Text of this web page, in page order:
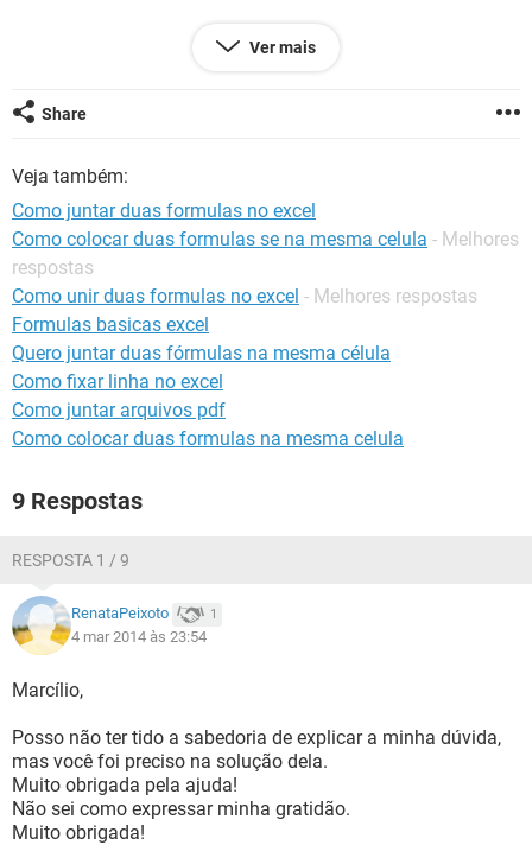
=SE(B12=1; B4>=0,01;B4<=30)*22,86; =SE(B12=2;
Ver mais
Share
Veja também:
Como juntar duas formulas no excel
Como colocar duas formulas se na mesma celula - Melhores
respostas
Como unir duas formulas no excel - Melhores respostas
Formulas basicas excel
Quero juntar duas fórmulas na mesma célula
Como fixar linha no excel
Como juntar arquivos pdf
Como colocar duas formulas na mesma celula
9 Respostas
RESPOSTA 1 / 9
RenataPeixoto 1
4 mar 2014 às 23:54
Marcílio,
Posso não ter tido a sabedoria de explicar a minha dúvida,
mas você foi preciso na solução dela.
Muito obrigada pela ajuda!
Não sei como expressar minha gratidão.
Muito obrigada!